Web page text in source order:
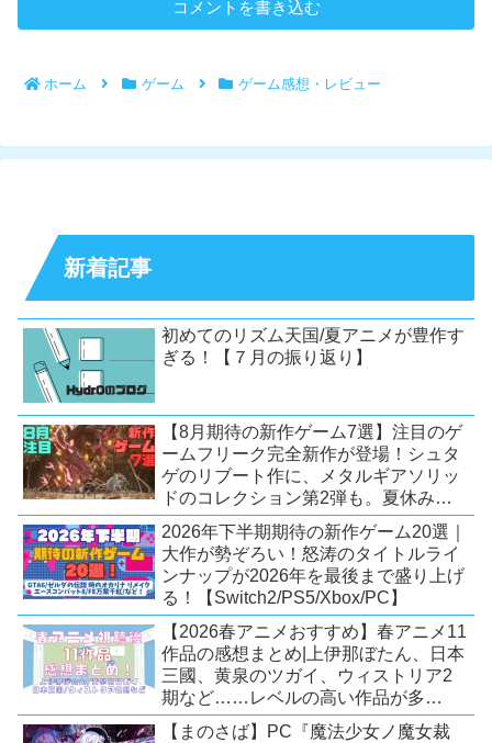
コメントを書き込む
ホーム ゲーム ゲーム感想・レビュー
新着記事
初めてのリズム天国/夏アニメが豊作す
ぎる！【７月の振り返り】
【8月期待の新作ゲーム7選】注目のゲ
ームフリーク完全新作が登場！シュタ
ゲのリブート作に、メタルギアソリッ
ドのコレクション第2弾も。夏休みを
盛り上げるタイトル大集合！
【Switch2/PS5/PC】
2026年下半期期待の新作ゲーム20選｜
大作が勢ぞろい！怒涛のタイトルライ
ンナップが2026年を最後まで盛り上げ
る！【Switch2/PS5/Xbox/PC】
【2026春アニメおすすめ】春アニメ11
作品の感想まとめ|上伊那ぼたん、日本
三國、黄泉のツガイ、ウィストリア2
期など……レベルの高い作品が多
い！？
【まのさば】PC『魔法少女ノ魔女裁